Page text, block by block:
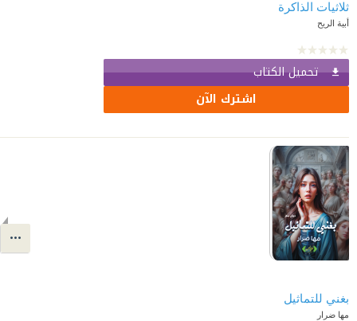
ثلاثيات الذاكرة
أبية الريح
تحميل الكتاب
اشترك الآن
بغني للتماثيل
مها ضرار